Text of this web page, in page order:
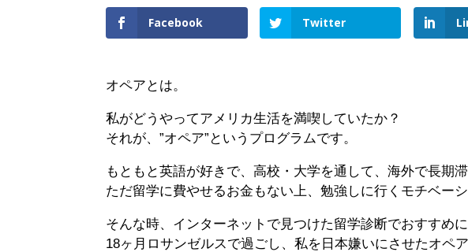
Facebook Twitter
オペアとは。
私がどうやってアメリカ生活を満喫していたか？
それが、”オペア”というプログラムです。
もともと英語が好きで、高校・大学を通して、海外で長期
ただ留学に費やせるお金もない上、勉強しに行くモチベー
そんな時、インターネットで見つけた留学診断でおすすめ
18ヶ月ロサンゼルスで過ごし、私を日本嫌いにさせたオペア